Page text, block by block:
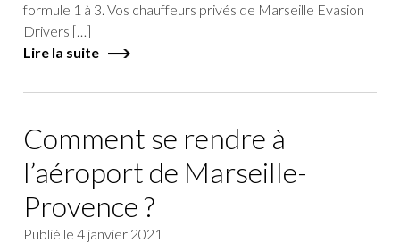
formule 1 à 3. Vos chauffeurs privés de Marseille Evasion
Drivers […]
Lire la suite
Comment se rendre à
l’aéroport de Marseille-
Provence ?
Publié le4 janvier 2021